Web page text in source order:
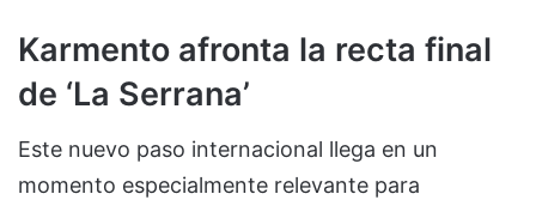
Karmento afronta la recta final
de ‘La Serrana’
Este nuevo paso internacional llega en un
momento especialmente relevante para